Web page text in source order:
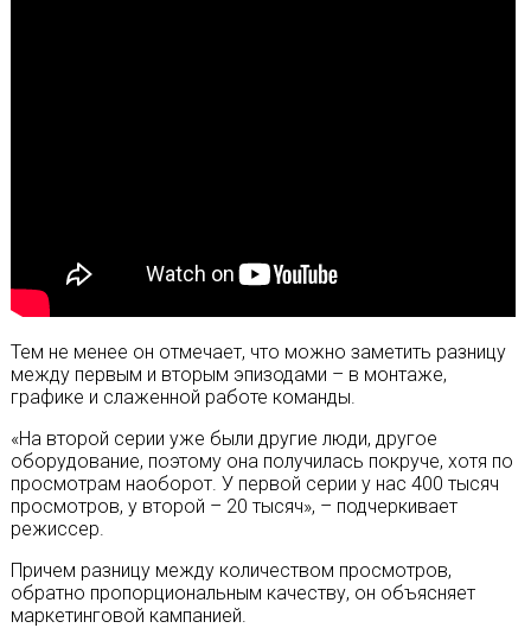
Тем не менее он отмечает, что можно заметить разницу
между первым и вторым эпизодами – в монтаже,
графике и слаженной работе команды.
«На второй серии уже были другие люди, другое
оборудование, поэтому она получилась покруче, хотя по
просмотрам наоборот. У первой серии у нас 400 тысяч
просмотров, у второй – 20 тысяч», – подчеркивает
режиссер.
Причем разницу между количеством просмотров,
обратно пропорциональным качеству, он объясняет
маркетинговой кампанией.